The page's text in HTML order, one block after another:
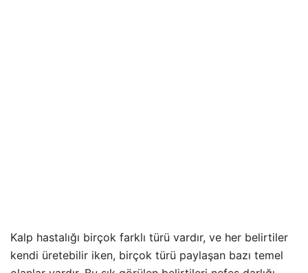
Kalp hastalığı birçok farklı türü vardır, ve her belirtiler
kendi üretebilir iken, birçok türü paylaşan bazı temel